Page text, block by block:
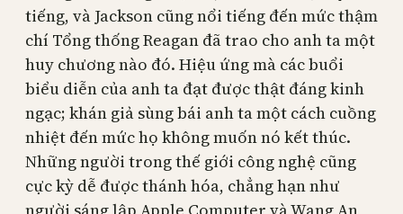
tiếng, và Jackson cũng nổi tiếng đến mức thậm
chí Tổng thống Reagan đã trao cho anh ta một
huy chương nào đó. Hiệu ứng mà các buổi
biểu diễn của anh ta đạt được thật đáng kinh
ngạc; khán giả sùng bái anh ta một cách cuồng
nhiệt đến mức họ không muốn nó kết thúc.
Những người trong thế giới công nghệ cũng
cực kỳ dễ được thánh hóa, chẳng hạn như